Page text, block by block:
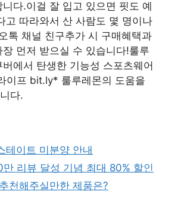
다.이걸 잘 입고 있으면 핏도 예
고 따라와서 산 사람도 몇 명이나
톡 채널 친구추가 시 구매혜택과
먼저 받으실 수 있습니다!룰루
에서 탄생한 기능성 스포츠웨어
이프 bit.ly* 룰루레몬의 도움을
다.
테이트 미분양 안내
리뷰 달성 기념 최대 80% 할인
천해주실만한 제품은?